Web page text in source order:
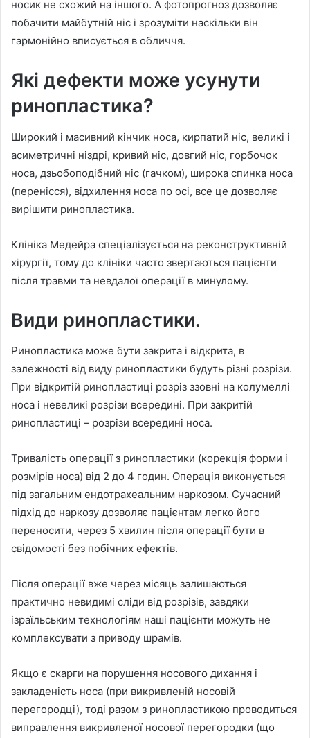
носик не схожий на іншого. А фотопрогноз дозволяє
побачити майбутній ніс і зрозуміти наскільки він
гармонійно вписується в обличчя.
Які дефекти може усунути
ринопластика?
Широкий і масивний кінчик носа, кирпатий ніс, великі і
асиметричні ніздрі, кривий ніс, довгий ніс, горбочок
носа, дзьобоподібний ніс (гачком), широка спинка носа
(перенісся), відхилення носа по осі, все це дозволяє
вирішити ринопластика.
Клініка Медейра спеціалізується на реконструктивній
хірургії, тому до клініки часто звертаються пацієнти
після травми та невдалої операції в минулому.
Види ринопластики.
Ринопластика може бути закрита і відкрита, в
залежності від виду ринопластики будуть різні розрізи.
При відкритій ринопластиці розріз ззовні на колумеллі
носа і невеликі розрізи всередині. При закритій
ринопластиці – розрізи всередині носа.
Тривалість операції з ринопластики (корекція форми і
розмірів носа) від 2 до 4 годин. Операція виконується
під загальним ендотрахеальним наркозом. Сучасний
підхід до наркозу дозволяє пацієнтам легко його
переносити, через 5 хвилин після операції бути в
свідомості без побічних ефектів.
Після операції вже через місяць залишаються
практично невидимі сліди від розрізів, завдяки
ізраїльським технологіям наші пацієнти можуть не
комплексувати з приводу шрамів.
Якщо є скарги на порушення носового дихання і
закладеність носа (при викривленій носовій
перегородці), тоді разом з ринопластикою проводиться
виправлення викривленої носової перегородки (що